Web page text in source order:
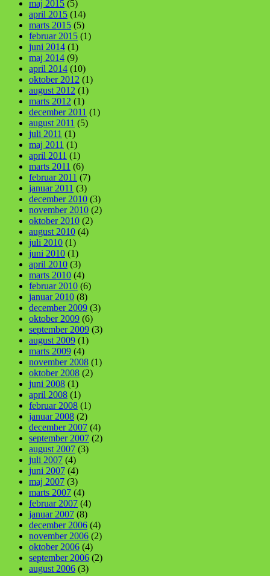
maj 2015 (5)
april 2015 (14)
marts 2015 (5)
februar 2015 (1)
juni 2014 (1)
maj 2014 (9)
april 2014 (10)
oktober 2012 (1)
august 2012 (1)
marts 2012 (1)
december 2011 (1)
august 2011 (5)
juli 2011 (1)
maj 2011 (1)
april 2011 (1)
marts 2011 (6)
februar 2011 (7)
januar 2011 (3)
december 2010 (3)
november 2010 (2)
oktober 2010 (2)
august 2010 (4)
juli 2010 (1)
juni 2010 (1)
april 2010 (3)
marts 2010 (4)
februar 2010 (6)
januar 2010 (8)
december 2009 (3)
oktober 2009 (6)
september 2009 (3)
august 2009 (1)
marts 2009 (4)
november 2008 (1)
oktober 2008 (2)
juni 2008 (1)
april 2008 (1)
februar 2008 (1)
januar 2008 (2)
december 2007 (4)
september 2007 (2)
august 2007 (3)
juli 2007 (4)
juni 2007 (4)
maj 2007 (3)
marts 2007 (4)
februar 2007 (4)
januar 2007 (8)
december 2006 (4)
november 2006 (2)
oktober 2006 (4)
september 2006 (2)
august 2006 (3)